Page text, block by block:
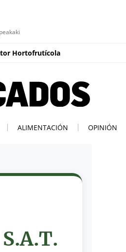
kaki
Hortofrutícola
ALIMENTACIÓN OPINIÓN